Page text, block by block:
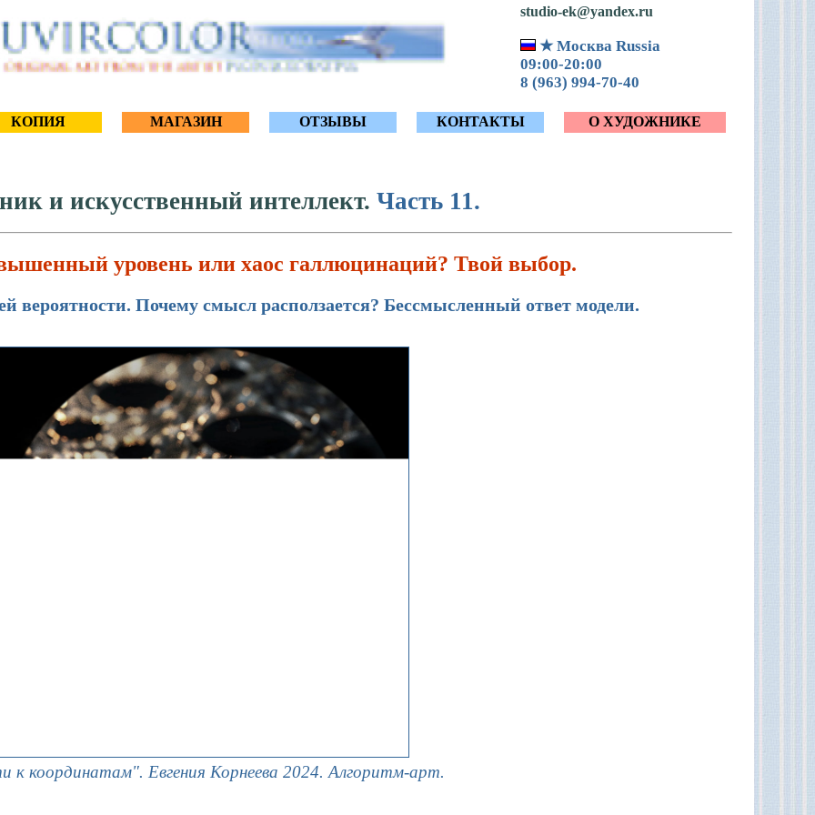
studio-ek@yandex.ru
★ Москва Russia
09:00-20:00
8 (963) 994-70-40
КОПИЯ МАГАЗИН ОТЗЫВЫ КОНТАКТЫ О ХУДОЖНИКЕ
и искусственный интеллект. Часть 11.
уровень или хаос галлюцинаций? Твой выбор.
вероятности. Почему смысл расползается? Бессмысленный ответ модели.
к координатам". Евгения Корнеева 2024. Алгоритм-арт.